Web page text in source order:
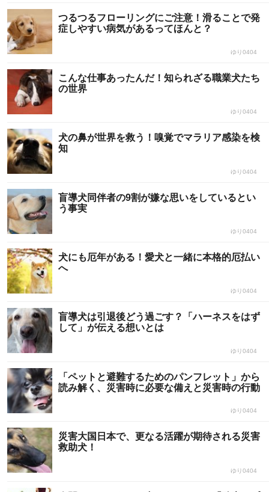
つるつるフローリングにご注意！滑ることで発
症しやすい病気があるってほんと？
ゆり0404
こんな仕事あったんだ！知られざる職業犬たち
の世界
ゆり0404
犬の鼻が世界を救う！嗅覚でマラリア感染を検
知
ゆり0404
盲導犬同伴者の9割が嫌な思いをしているとい
う事実
ゆり0404
犬にも厄年がある！愛犬と一緒に本格的厄払い
へ
ゆり0404
盲導犬は引退後どう過ごす？「ハーネスをはず
して」が伝える想いとは
ゆり0404
「ペットと避難するためのパンフレット」から
読み解く、災害時に必要な備えと災害時の行動
ゆり0404
災害大国日本で、更なる活躍が期待される災害
救助犬！
ゆり0404